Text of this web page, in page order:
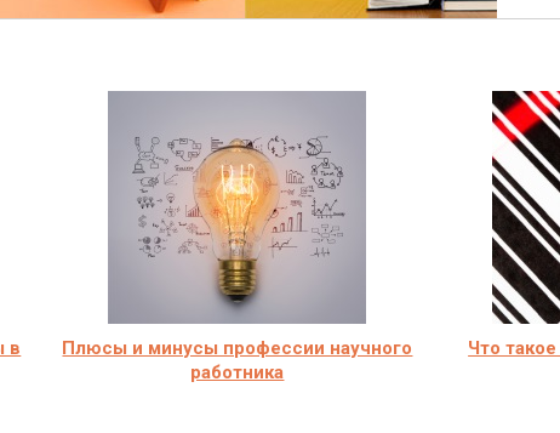
в
Плюсы и минусы профессии научного
работника
Что